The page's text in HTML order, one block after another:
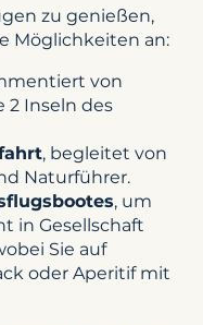
zu genießen,
Möglichkeiten an:
von
2 Inseln des
, begleitet von
Naturführer.
, um
in Gesellschaft
Sie auf
oder Aperitif mit